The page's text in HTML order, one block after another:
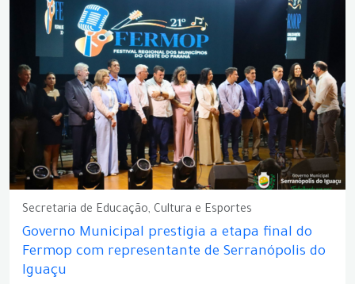
Secretaria de Educação, Cultura e Esportes
Governo Municipal prestigia a etapa final do
Fermop com representante de Serranópolis do
Iguaçu